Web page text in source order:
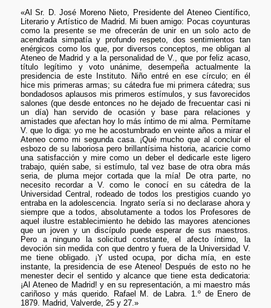
«Al Sr. D. José Moreno Nieto, Presidente del Ateneo Científico,
Literario y Artístico de Madrid. Mi buen amigo: Pocas coyunturas
como la presente se me ofrecerán de unir en un solo acto de
acendrada simpatía y profundo respeto, dos sentimientos tan
enérgicos como los que, por diversos conceptos, me obligan al
Ateneo de Madrid y a la personalidad de V., que por feliz acaso,
título legítimo y voto unánime, desempeña actualmente la
presidencia de este Instituto. Niño entré en ese círculo; en él
hice mis primeras armas; su cátedra fue mi primera cátedra; sus
bondadosos aplausos mis primeros estímulos, y sus favorecidos
salones (que desde entonces no he dejado de frecuentar casi ni
un día) han servido de ocasión y base para relaciones y
amistades que afectan hoy lo más íntimo de mi alma. Permítame
V. que lo diga: yo me he acostumbrado en veinte años a mirar el
Ateneo como mi segunda casa. ¡Qué mucho que al concluir el
esbozo de su laboriosa pero brillantísima historia, acaricie como
una satisfacción y mire como un deber el dedicarle este ligero
trabajo, quién sabe, si estímulo, tal vez base de otra obra más
seria, de pluma mejor cortada que la mía! De otra parte, no
necesito recordar a V. como le conocí en su cátedra de la
Universidad Central, rodeado de todos los prestigios cuando yo
entraba en la adolescencia. Ingrato sería si no declarase ahora y
siempre que a todos, absolutamente a todos los Profesores de
aquel ilustre establecimiento he debido las mayores atenciones
que un joven y un discípulo puede esperar de sus maestros.
Pero a ninguno la solicitud constante, el afecto íntimo, la
devoción sin medida con que dentro y fuera de la Universidad V.
me tiene obligado. ¡Y usted ocupa, por dicha mía, en este
instante, la presidencia de ese Ateneo! Después de esto no he
menester decir el sentido y alcance que tiene esta dedicatoria:
¡Al Ateneo de Madrid! y en su representación, a mi maestro más
cariñoso y más querido. Rafael M. de Labra. 1.º de Enero de
1879. Madrid, Valverde, 25 y 27.»